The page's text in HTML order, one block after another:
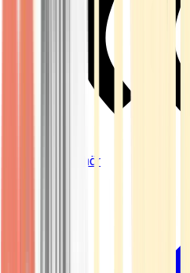
Vapes & Zubehör